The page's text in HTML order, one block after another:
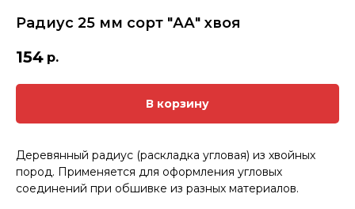
Радиус 25 мм сорт "АА" хвоя
154 р.
В корзину
Деревянный радиус (раскладка угловая) из хвойных
пород. Применяется для оформления угловых
соединений при обшивке из разных материалов.